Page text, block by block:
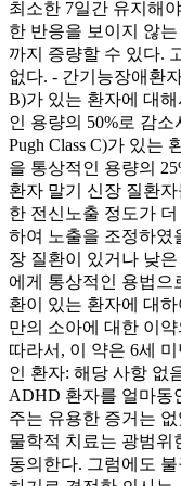
최소한 7일간 유지해
한 반응을 보이지 않
까지 증량할 수 있다.
없다. - 간기능장애환
B)가 있는 환자에 대
인 용량의 50%로 감
Pugh Class C)가 있는
을 통상적인 용량의
환자 말기 신장 질환
한 전신노출 정도가 더
하여 노출을 조정하였
장 질환이 있거나 낮
에게 통상적인 용법으
환이 있는 환자에 대
만의 소아에 대한 이
따라서, 이 약은 6세
인 환자: 해당 사항 없
ADHD 환자를 얼마동
주는 유용한 증거는
물학적 치료는 광범위
동의한다. 그럼에도